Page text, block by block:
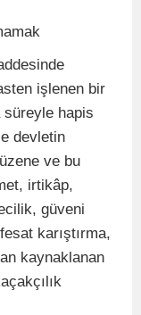
işlenen bir
süreyle hapis
devletin
ve bu
irtikâp,
güveni
karıştırma,
kaynaklanan